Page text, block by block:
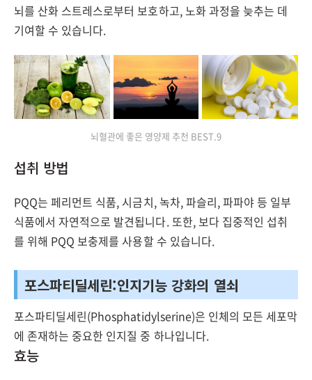
뇌를 산화 스트레스로부터 보호하고, 노화 과정을 늦추는 데
기여할 수 있습니다.
뇌혈관에 좋은 영양제 추천 BEST.9
섭취 방법
PQQ는 페리먼트 식품, 시금치, 녹차, 파슬리, 파파야 등 일부
식품에서 자연적으로 발견됩니다. 또한, 보다 집중적인 섭취
를 위해 PQQ 보충제를 사용할 수 있습니다.
포스파티딜세린:인지기능 강화의 열쇠
포스파티딜세린(Phosphatidylserine)은 인체의 모든 세포막
에 존재하는 중요한 인지질 중 하나입니다.
효능